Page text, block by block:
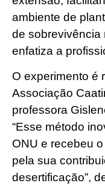
ambiente de
de sobrevivência
enfatiza a
O experimento é
Associação
professora
“Esse método
ONU e recebeu
pela sua
desertificação”,